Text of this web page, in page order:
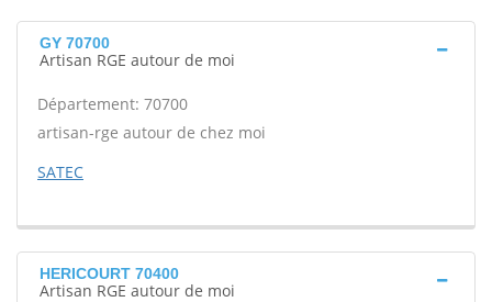
GY 70700
Artisan RGE autour de moi
Département: 70700
artisan-rge autour de chez moi
SATEC
HERICOURT 70400
Artisan RGE autour de moi